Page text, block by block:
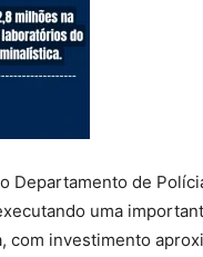
Departamento de
uma
investimento